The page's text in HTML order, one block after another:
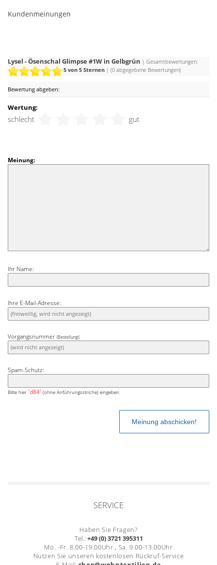
Kundenmeinungen
Lysel - Ösenschal Glimpse #1W in Gelbgrün | Gesamtbewertungen:
5 von 5 Sternen | (0 abgegebene Bewertungen)
Bewertung abgeben:
Wertung:
schlecht gut
Meinung:
Ihr Name:
Ihre E-Mail-Adresse:
Vorgangsnummer (Bestellung):
Spam-Schutz:
Bitte hier 'd84' (ohne Anführungsstriche) eingeben.
SERVICE
Haben Sie Fragen?
Tel.: +49 (0) 3721 395311
Mo. -Fr. 8.00-19.00Uhr , Sa. 9.00-13.00Uhr
Nutzen Sie unseren kostenlosen Rückruf-Service